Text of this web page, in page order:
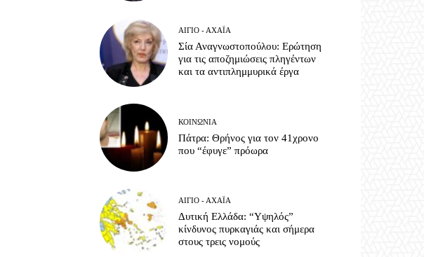
ΑΊΓΙΟ - ΑΧΑΪ́Α
Σία Αναγνωστοπούλου: Ερώτηση
για τις αποζημιώσεις πληγέντων
και τα αντιπλημμυρικά έργα
ΚΟΙΝΩΝΊΑ
Πάτρα: Θρήνος για τον 41χρονο
που “έφυγε” πρόωρα
ΑΊΓΙΟ - ΑΧΑΪ́Α
Δυτική Ελλάδα: “Υψηλός”
κίνδυνος πυρκαγιάς και σήμερα
στους τρεις νομούς